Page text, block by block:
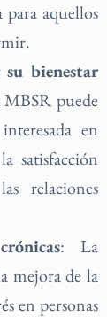
aquellos
bienestar
puede
en
satisfacción
relaciones
: La
mejora de la
en personas